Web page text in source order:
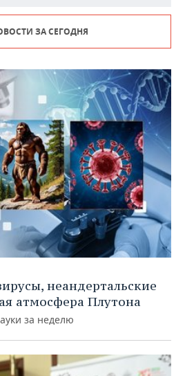
ЗА СЕГОДНЯ
неандертальские
атмосфера Плутона
за неделю